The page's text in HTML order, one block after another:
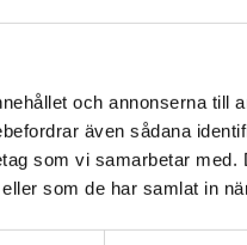
och annonserna till
även sådana
som vi samarbetar
som de har samlat in
förtroendevald?
som förtroendevald
med information